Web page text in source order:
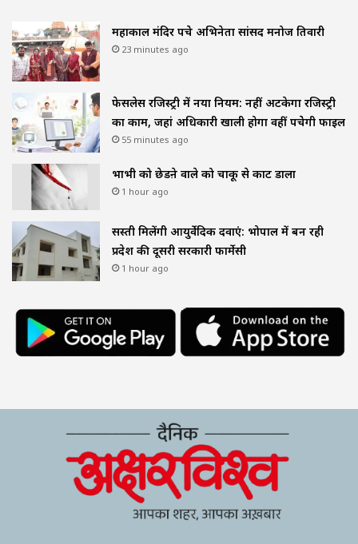
महाकाल मंदिर पहुंचे अभिनेता सांसद मनोज तिवारी
23 minutes ago
फेसलेस रजिस्ट्री में नया नियम: नहीं अटकेगा रजिस्ट्री
का काम, जहां अधिकारी खाली होगा वहीं पहुंचेगी फाइल
55 minutes ago
भाभी को छेडऩे वाले को चाकू से काट डाला
1 hour ago
सस्ती मिलेंगी आयुर्वेदिक दवाएं: भोपाल में बन रही
प्रदेश की दूसरी सरकारी फार्मेसी
1 hour ago